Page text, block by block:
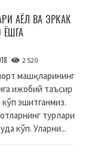
АЁЛ ВА ЭРКАК
2 520
машқларининг
ижобий таъсир
эшитганмиз.
турлари
кўп. Уларни...